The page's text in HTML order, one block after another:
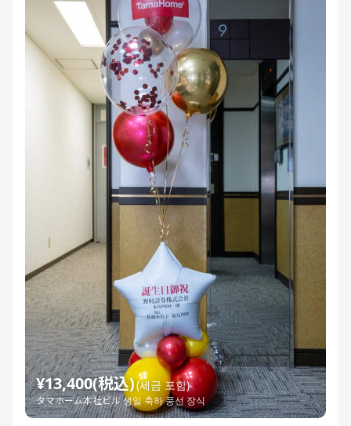
¥13,400(税込)(세금 포함)
タマホーム本社ビル 생일 축하 풍선 장식